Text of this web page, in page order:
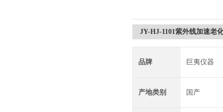
JY-HJ-1101紫外线加速老
品牌 巨夷仪器
产地类别 国产